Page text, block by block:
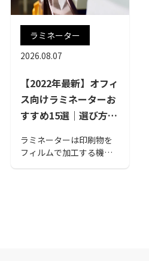
ラミネーター
2026.08.07
【2022年最新】オフィ
ス向けラミネーターお
すすめ15選｜選び方の
ラミネーターは印刷物を
フィルムで加工する機械